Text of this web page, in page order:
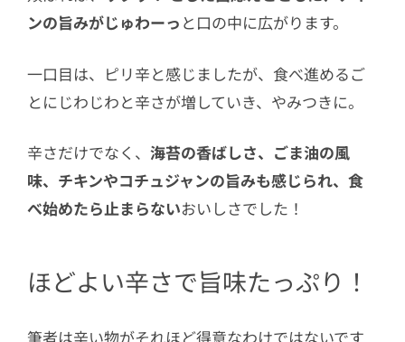
ンの旨みがじゅわーっ と口の中に広がります。
一口目は、ピリ辛と感じましたが、食べ進めるご
とにじわじわと辛さが増していき、やみつきに。
辛さだけでなく、 海苔の香ばしさ、ごま油の風
味、チキンやコチュジャンの旨みも感じられ、食
べ始めたら止まらないおいしさでした！
ほどよい辛さで旨味たっぷり！
筆者は辛い物がそれほど得意なわけではないです